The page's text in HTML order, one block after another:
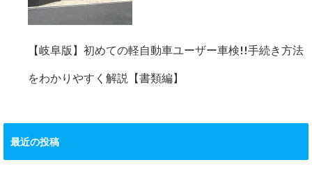
【岐阜版】初めての軽自動車ユーザー車検!!手続き方法
をわかりやすく解説【書類編】
最近の投稿